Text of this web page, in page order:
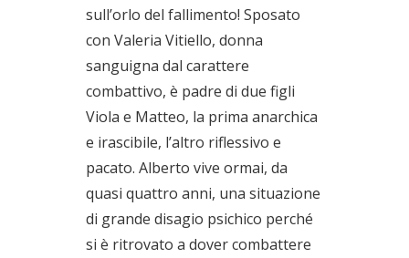
sull’orlo del fallimento! Sposato
con Valeria Vitiello, donna
sanguigna dal carattere
combattivo, è padre di due figli
Viola e Matteo, la prima anarchica
e irascibile, l’altro riflessivo e
pacato. Alberto vive ormai, da
quasi quattro anni, una situazione
di grande disagio psichico perché
si è ritrovato a dover combattere